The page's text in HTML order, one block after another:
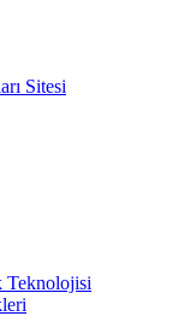
Teknolojisi